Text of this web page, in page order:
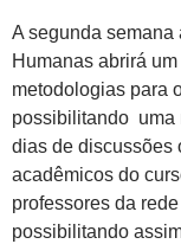
A segunda
Humanas abrirá
metodologias para
possibilitando uma
dias de discussões
acadêmicos do
professores da
possibilitando